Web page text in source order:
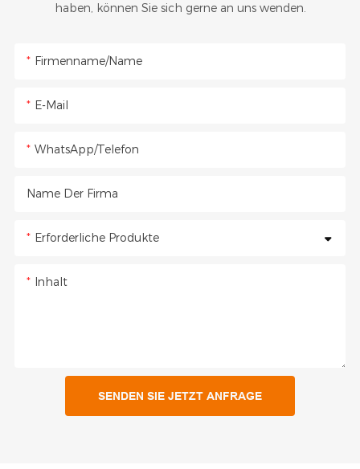
haben, können Sie sich gerne an uns wenden.
Firmenname/Name
E-Mail
WhatsApp/Telefon
Name Der Firma
Erforderliche Produkte
Inhalt
SENDEN SIE JETZT ANFRAGE